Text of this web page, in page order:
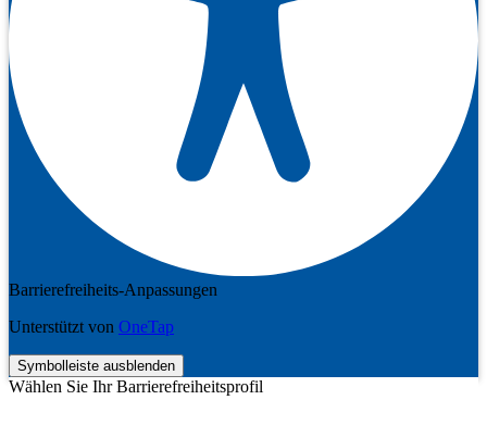
Barrierefreiheits-Anpassungen
Unterstützt von OneTap
Symbolleiste ausblenden
Wählen Sie Ihr Barrierefreiheitsprofil